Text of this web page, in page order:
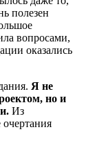
полезен
вопросами,
оказались
Я не
но и
Из
очертания